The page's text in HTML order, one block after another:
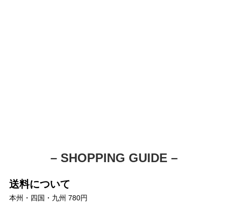
– SHOPPING GUIDE –
送料について
本州・四国・九州 780円